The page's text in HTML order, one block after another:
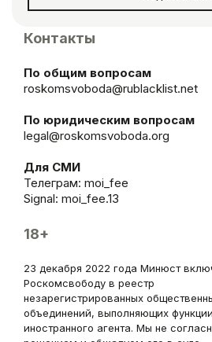
Контакты
По общим вопросам
roskomsvoboda@rublacklist.net
По юридическим вопросам
legal@roskomsvoboda.org
Для СМИ
Телеграм: moi_fee
Signal: moi_fee.13
18+
23 декабря 2022 года Минюст
Роскомсвободу в реестр
незарегистрированных
объединений, выполняющих функции
иностранного агента. Мы не